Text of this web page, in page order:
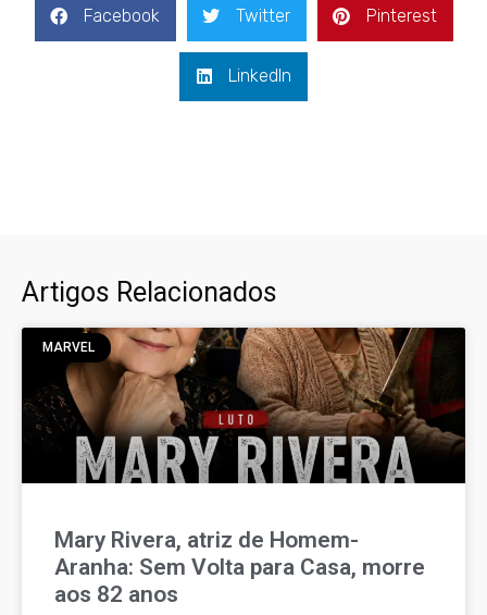
Facebook Twitter Pinterest
LinkedIn
Artigos Relacionados
MARVEL
Mary Rivera, atriz de Homem-
Aranha: Sem Volta para Casa, morre
aos 82 anos